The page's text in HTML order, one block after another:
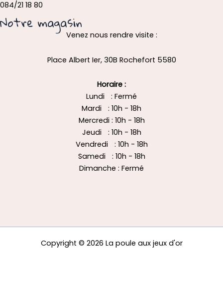
084/21 18 80
Notre magasin
Venez nous rendre visite :
Place Albert Ier, 30B Rochefort 5580
Horaire :
Lundi : Fermé
Mardi : 10h - 18h
Mercredi : 10h - 18h
Jeudi : 10h - 18h
Vendredi : 10h - 18h
Samedi : 10h - 18h
Dimanche : Fermé
Copyright © 2026 La poule aux jeux d'or